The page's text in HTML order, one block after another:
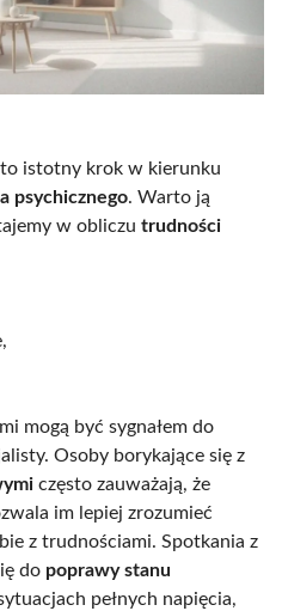
istotny krok w kierunku
psychicznego. Warto ją
w obliczu trudności
mogą być sygnałem do
Osoby borykające się z
często zauważają, że
im lepiej zrozumieć
z trudnościami. Spotkania z
do poprawy stanu
pełnych napięcia,